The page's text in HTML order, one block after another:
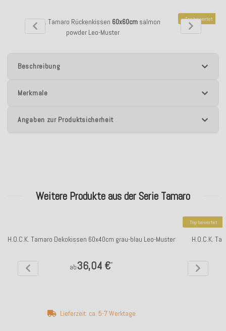
H.O.C.K. Tamaro Rückenkissen 60x60cm salmon
powder Leo-Muster
Top bewertet
H.O.C.K.
Beschreibung
Merkmale
Angaben zur Produktsicherheit
Weitere Produkte aus der Serie Tamaro
H.O.C.K. Tamaro Dekokissen 60x40cm grau-blau Leo-Muster
ab36,04 €*
Lieferzeit: ca. 5-7 Werktage
Top bewertet
H.O.C.K.